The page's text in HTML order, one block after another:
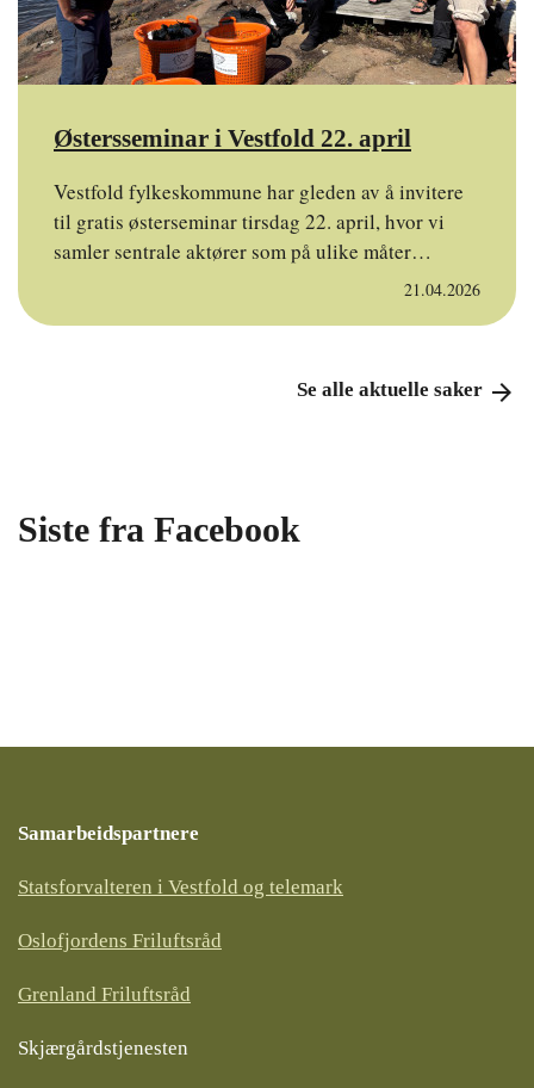
Østersseminar i Vestfold 22. april
Vestfold fylkeskommune har gleden av å invitere
til gratis østerseminar tirsdag 22. april, hvor vi
samler sentrale aktører som på ulike måter…
21.04.2026
Se alle aktuelle saker arrow_forward
Siste fra Facebook
Samarbeidspartnere
Statsforvalteren i Vestfold og telemark
Oslofjordens Friluftsråd
Grenland Friluftsråd
Skjærgårdstjenesten